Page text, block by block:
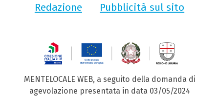
Redazione
Pubblicità sul sito
MENTELOCALE WEB, a seguito della domanda di
agevolazione presentata in data 03/05/2024